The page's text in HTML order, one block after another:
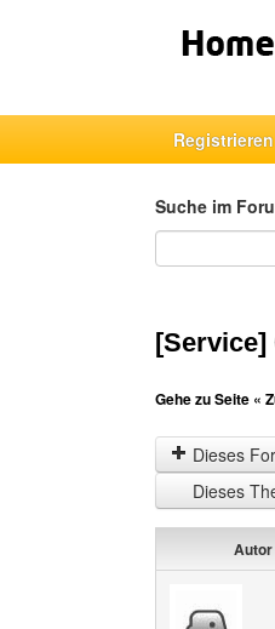
Registrieren
Suche im
Suche im Forum
[Service]
Gehe zu Seite «
Dieses
Dieses
Autor